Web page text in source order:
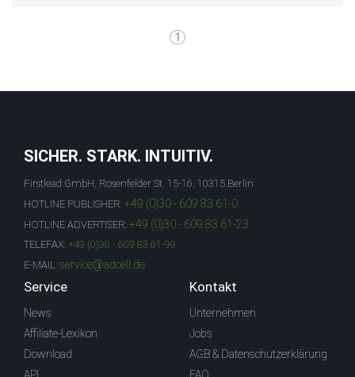
1
SICHER. STARK. INTUITIV.
Firstlead GmbH, Rosenfelder St. 15-16, 10315 Berlin
HOTLINE PUBLISHER: +49 (0)30 - 609 83 61-0
HOTLINE ADVERTISER: +49 (0)30 - 609 83 61-23
TELEFAX: +49 (0)30 - 609 83 61-99
E-MAIL: service@adcell.de
Service
News
Affiliate-Lexikon
Download
Kontakt
Unternehmen
Jobs
AGB & Datenschutzerklärung